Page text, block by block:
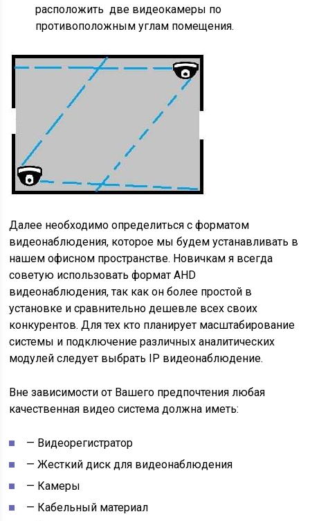
расположить две видеокамеры по
противоположным углам помещения.
Далее необходимо определиться с форматом
видеонаблюдения, которое мы будем устанавливать в
нашем офисном пространстве. Новичкам я всегда
советую использовать формат AHD
видеонаблюдения, так как он более простой в
установке и сравнительно дешевле всех своих
конкурентов. Для тех кто планирует масштабирование
системы и подключение различных аналитических
модулей следует выбрать IP видеонаблюдение.
Вне зависимости от Вашего предпочтения любая
качественная видео система должна иметь:
— Видеорегистратор
— Жесткий диск для видеонаблюдения
— Камеры
— Кабельный материал